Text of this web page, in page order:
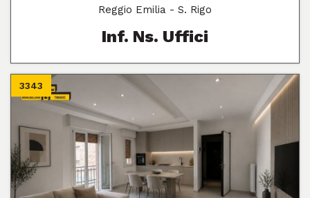
Reggio Emilia - S. Rigo
Inf. Ns. Uffici
3343